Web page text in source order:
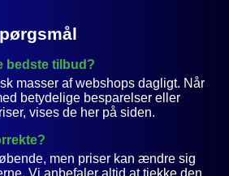
bedste tilbud?
masser af webshops dagligt. Når
betydelige besparelser eller
vises de her på siden.
men priser kan ændre sig
Vi anbefaler altid at tjekke den